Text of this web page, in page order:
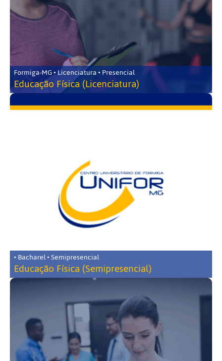
Formiga-MG • Licenciatura • Presencial
Educação Física (Licenciatura)
• Bacharel • Semipresencial
Educação Física (Semipresencial)